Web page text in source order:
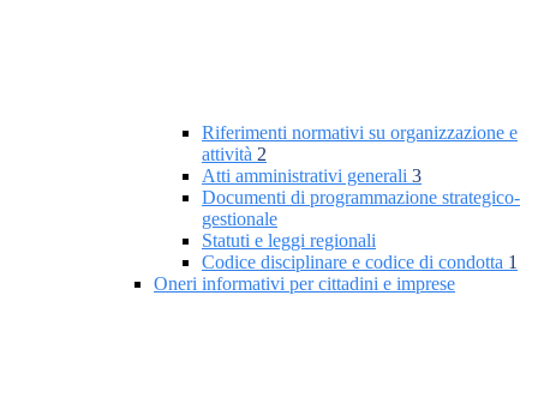
Riferimenti normativi su organizzazione e
attività 2
Atti amministrativi generali 3
Documenti di programmazione strategico-
gestionale
Statuti e leggi regionali
Codice disciplinare e codice di condotta 1
Oneri informativi per cittadini e imprese